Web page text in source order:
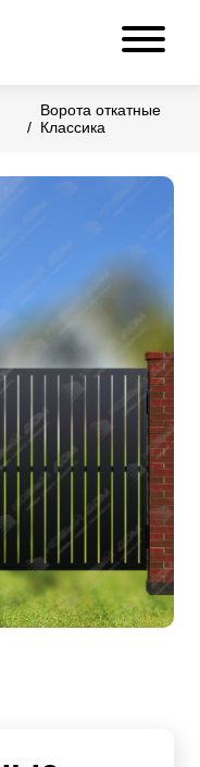
Ворота откатные
Классика